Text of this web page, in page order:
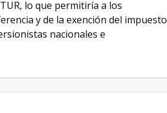
lo que permitiría a los
y de la exención del impuesto
nacionales e